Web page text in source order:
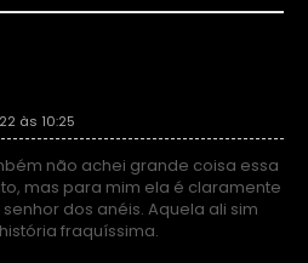
às 10:25
não achei grande coisa essa
mas para mim ela é claramente
dos anéis. Aquela ali sim
fraquíssima.